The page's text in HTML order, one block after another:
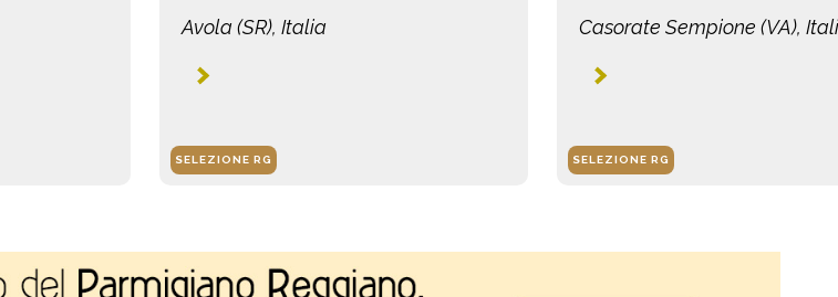
Avola (SR), Italia
SELEZIONE RG
Casorate Sempione (VA),
SELEZIONE RG